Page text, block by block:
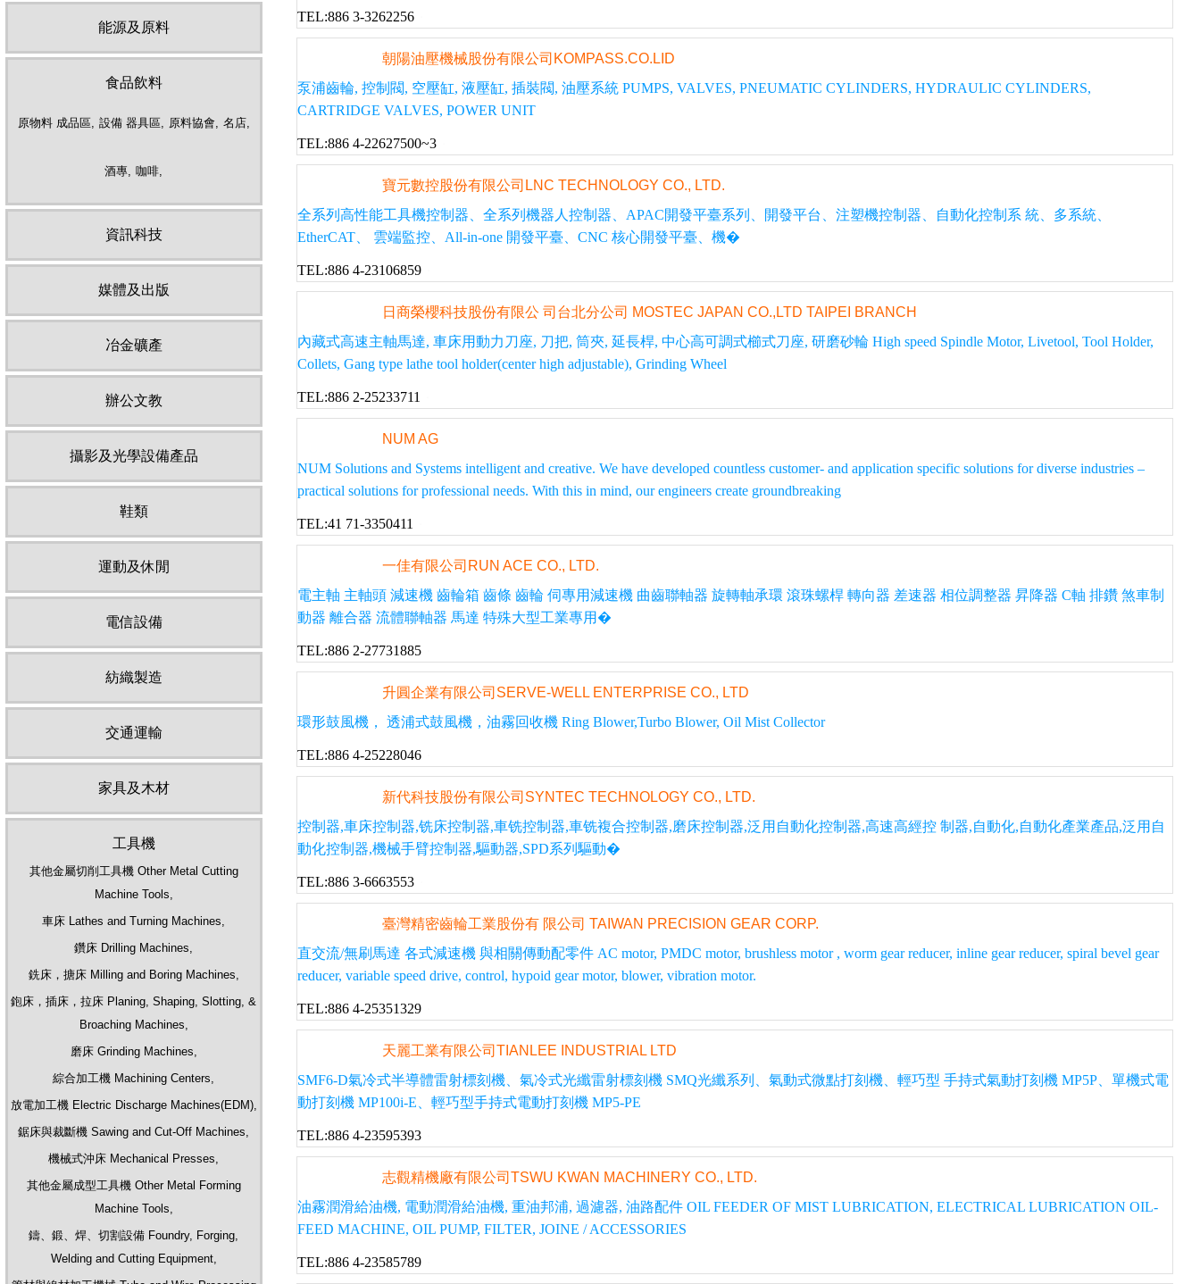
能源及原料
食品飲料
原物料 成品區, 設備 器具區, 原料協會, 名店,
酒專, 咖啡,
資訊科技
媒體及出版
冶金礦產
辦公文教
攝影及光學設備產品
鞋類
運動及休閒
電信設備
紡織製造
交通運輸
家具及木材
工具機
其他金屬切削工具機 Other Metal Cutting
Machine Tools,
車床 Lathes and Turning Machines,
鑽床 Drilling Machines,
銑床，搪床 Milling and Boring Machines,
鉋床，插床，拉床 Planing, Shaping, Slotting, &
Broaching Machines,
磨床 Grinding Machines,
綜合加工機 Machining Centers,
放電加工機 Electric Discharge Machines(EDM),
鋸床與裁斷機 Sawing and Cut-Off Machines,
機械式沖床 Mechanical Presses,
其他金屬成型工具機 Other Metal Forming
Machine Tools,
鑄、鍛、焊、切割設備 Foundry, Forging,
Welding and Cutting Equipment,
TEL:886 3-3262256
朝陽油壓機械股份有限公司KOMPASS.CO.LID
泵浦齒輪, 控制閥, 空壓缸, 液壓缸, 插裝閥, 油壓系統 PUMPS, VALVES, PNEUMATIC CYLINDERS, HYDRAULIC CYLINDERS,
CARTRIDGE VALVES, POWER UNIT
TEL:886 4-22627500~3
寶元數控股份有限公司LNC TECHNOLOGY CO., LTD.
全系列高性能工具機控制器、全系列機器人控制器、APAC開發平臺系列、開發平台、注塑機控制器、自動化控制系 統、多系統、
EtherCAT、 雲端監控、All-in-one 開發平臺、CNC 核心開發平臺、機�
TEL:886 4-23106859
日商榮櫻科技股份有限公 司台北分公司 MOSTEC JAPAN CO.,LTD TAIPEI BRANCH
內藏式高速主軸馬達, 車床用動力刀座, 刀把, 筒夾, 延長桿, 中心高可調式櫛式刀座, 研磨砂輪 High speed Spindle Motor, Livetool, Tool Holder,
Collets, Gang type lathe tool holder(center high adjustable), Grinding Wheel
TEL:886 2-25233711
NUM AG
NUM Solutions and Systems intelligent and creative. We have developed countless customer- and application specific solutions for diverse industries –
practical solutions for professional needs. With this in mind, our engineers create groundbreaking
TEL:41 71-3350411
一佳有限公司RUN ACE CO., LTD.
電主軸 主軸頭 減速機 齒輪箱 齒條 齒輪 伺專用減速機 曲齒聯軸器 旋轉軸承環 滾珠螺桿 轉向器 差速器 相位調整器 昇降器 C軸 排鑽 煞車制
動器 離合器 流體聯軸器 馬達 特殊大型工業專用�
TEL:886 2-27731885
升圓企業有限公司SERVE-WELL ENTERPRISE CO., LTD
環形鼓風機， 透浦式鼓風機，油霧回收機 Ring Blower,Turbo Blower, Oil Mist Collector
TEL:886 4-25228046
新代科技股份有限公司SYNTEC TECHNOLOGY CO., LTD.
控制器,車床控制器,铣床控制器,車铣控制器,車铣複合控制器,磨床控制器,泛用自動化控制器,高速高經控 制器,自動化,自動化產業產品,泛用自
動化控制器,機械手臂控制器,驅動器,SPD系列驅動�
TEL:886 3-6663553
臺灣精密齒輪工業股份有 限公司 TAIWAN PRECISION GEAR CORP.
直交流/無刷馬達 各式減速機 與相關傳動配零件 AC motor, PMDC motor, brushless motor , worm gear reducer, inline gear reducer, spiral bevel gear
reducer, variable speed drive, control, hypoid gear motor, blower, vibration motor.
TEL:886 4-25351329
天麗工業有限公司TIANLEE INDUSTRIAL LTD
SMF6-D氣冷式半導體雷射標刻機、氣冷式光纖雷射標刻機 SMQ光纖系列、氣動式微點打刻機、輕巧型 手持式氣動打刻機 MP5P、單機式電
動打刻機 MP100i-E、輕巧型手持式電動打刻機 MP5-PE
TEL:886 4-23595393
志觀精機廠有限公司TSWU KWAN MACHINERY CO., LTD.
油霧潤滑給油機, 電動潤滑給油機, 重油邦浦, 過濾器, 油路配件 OIL FEEDER OF MIST LUBRICATION, ELECTRICAL LUBRICATION OIL-
FEED MACHINE, OIL PUMP, FILTER, JOINE / ACCESSORIES
TEL:886 4-23585789